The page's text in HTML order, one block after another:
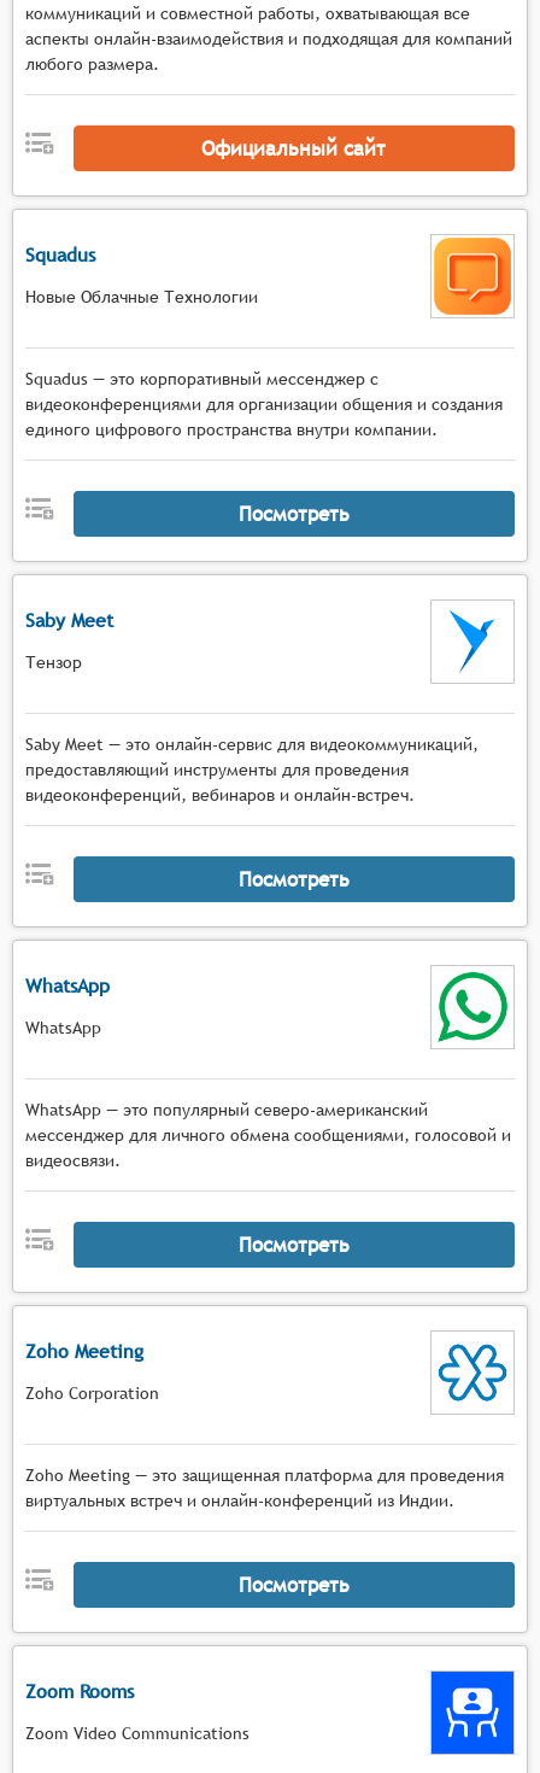
функциями чатов, опросов, голосований и
сбора обратной связи от участников в режиме
реального времени.
коммуникаций и совместной работы, охватывающая все
аспекты онлайн-взаимодействия и подходящая для компаний
любого размера.
Официальный сайт
Squadus
Новые Облачные Технологии
Squadus — это корпоративный мессенджер с
видеоконференциями для организации общения и создания
единого цифрового пространства внутри компании.
Посмотреть
Saby Meet
Тензор
Saby Meet — это онлайн-сервис для видеокоммуникаций,
предоставляющий инструменты для проведения
видеоконференций, вебинаров и онлайн-встреч.
Посмотреть
WhatsApp
WhatsApp
WhatsApp — это популярный северо-американский
мессенджер для личного обмена сообщениями, голосовой и
видеосвязи.
Посмотреть
Zoho Meeting
Zoho Corporation
Zoho Meeting — это защищенная платформа для проведения
виртуальных встреч и онлайн-конференций из Индии.
Посмотреть
Zoom Rooms
Zoom Video Communications